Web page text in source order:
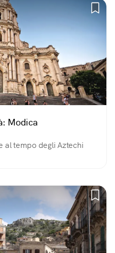
Modica
al tempo degli Aztechi